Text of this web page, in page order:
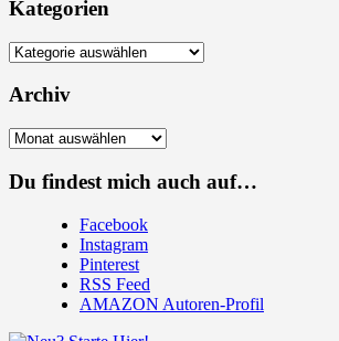
Kategorien
Kategorien
Archiv
Archiv
Du findest mich auch auf…
Facebook
Instagram
Pinterest
RSS Feed
AMAZON Autoren-Profil